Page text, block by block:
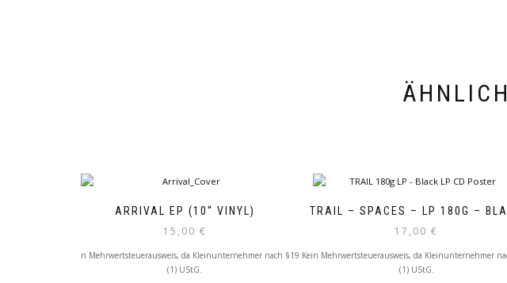
ARRIVAL EP (10“ VINYL)
15,00 €
Kein Mehrwertsteuerausweis, da Kleinunternehmer nach §19
(1) UStG.
TRAIL – SPACES – LP 180G –
17,00€
Kein Mehrwertsteuerausweis, da Kleinunternehmer
(1) UStG.